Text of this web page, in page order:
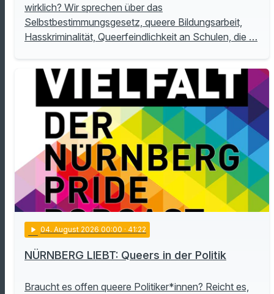
wirklich? Wir sprechen über das
Selbstbestimmungsgesetz, queere Bildungsarbeit,
Hasskriminalität, Queerfeindlichkeit an Schulen, die …
play_arrow 04. August 2026 00:00 · 41:22
NÜRNBERG LIEBT: Queers in der Politik
Braucht es offen queere Politiker*innen? Reicht es,